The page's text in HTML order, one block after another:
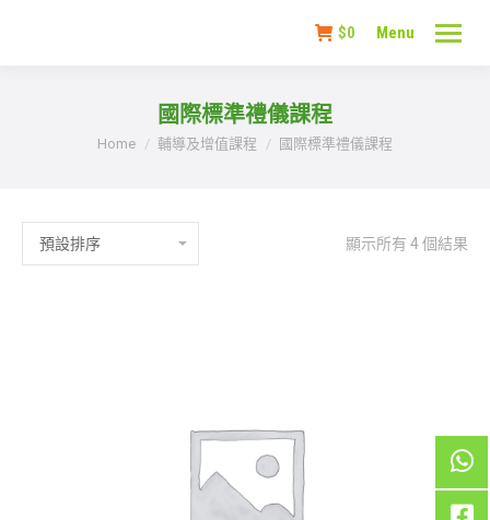
$0 Menu
國際標準禮儀課程
You are here:
Home 輔導及增值課程 國際標準禮儀課程
顯示所有 4 個結果